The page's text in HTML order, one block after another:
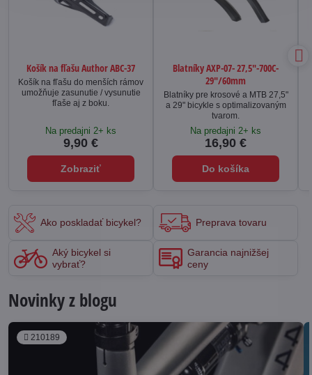
Novinky z blogu
210189
Košík na fľašu Author ABC-37
Košík na fľašu do menších rámov
umožňuje zasunutie / vysunutie
fľaše aj z boku.
Na predajni 2+ ks
9,90 €
Zobraziť
Blatníky AXP-07- 27,5"-700C-
29"/60mm
Blatníky pre krosové a MTB 27,5"
a 29" bicykle s optimalizovaným
tvarom.
Na predajni 2+ ks
16,90 €
Do košíka
Ako poskladať bicykel? Preprava tovaru
Aký bicykel si
vybrať?
Garancia najnižšej
ceny